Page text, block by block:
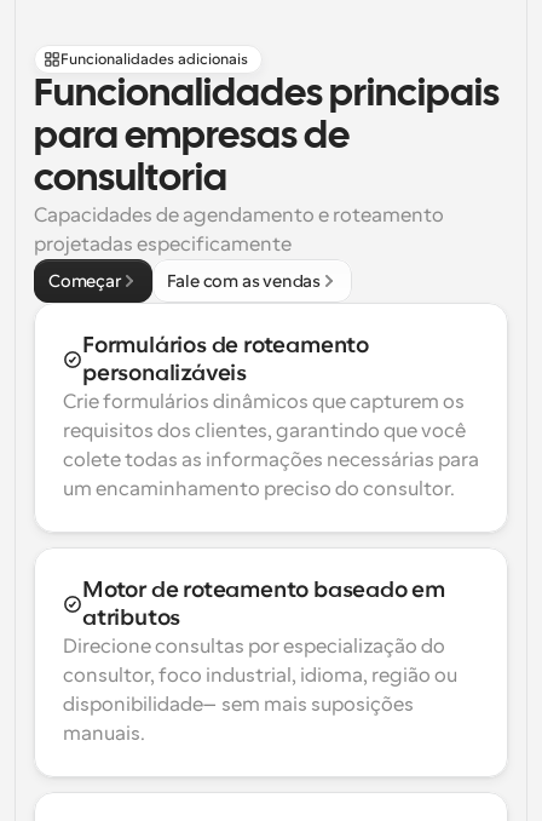
Funcionalidades adicionais
Funcionalidades principais
para empresas de
consultoria
Capacidades de agendamento e roteamento
projetadas especificamente
Começar Fale com as vendas
Formulários de roteamento
personalizáveis
Crie formulários dinâmicos que capturem os
requisitos dos clientes, garantindo que você
colete todas as informações necessárias para
um encaminhamento preciso do consultor.
Motor de roteamento baseado em
atributos
Direcione consultas por especialização do
consultor, foco industrial, idioma, região ou
disponibilidade—sem mais suposições
manuais.